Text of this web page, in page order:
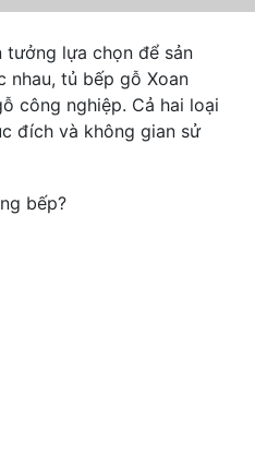
lựa chọn để sản
nhau, tủ bếp gỗ Xoan
công nghiệp. Cả hai loại
đích và không gian sử